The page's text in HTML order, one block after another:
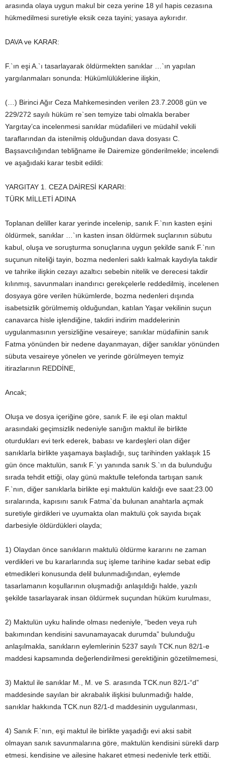
arasında olaya uygun makul bir ceza yerine 18 yıl hapis cezasına
hükmedilmesi suretiyle eksik ceza tayini; yasaya aykırıdır.
DAVA ve KARAR:
F.`ın eşi A.`ı tasarlayarak öldürmekten sanıklar …`ın yapılan
yargılanmaları sonunda: Hükümlülüklerine ilişkin,
(…) Birinci Ağır Ceza Mahkemesinden verilen 23.7.2008 gün ve
229/272 sayılı hüküm re`sen temyize tabi olmakla beraber
Yargıtay’ca incelenmesi sanıklar müdafiileri ve müdahil vekili
taraflarından da istenilmiş olduğundan dava dosyası C.
Başsavcılığından tebliğname ile Dairemize gönderilmekle; incelendi
ve aşağıdaki karar tesbit edildi:
YARGITAY 1. CEZA DAİRESİ KARARI:
TÜRK MİLLETİ ADINA
Toplanan deliller karar yerinde incelenip, sanık F.`nın kasten eşini
öldürmek, sanıklar …`ın kasten insan öldürmek suçlarının sübutu
kabul, oluşa ve soruşturma sonuçlarına uygun şekilde sanık F.`nın
suçunun niteliği tayin, bozma nedenleri saklı kalmak kaydıyla takdir
ve tahrike ilişkin cezayı azaltıcı sebebin nitelik ve derecesi takdir
kılınmış, savunmaları inandırıcı gerekçelerle reddedilmiş, incelenen
dosyaya göre verilen hükümlerde, bozma nedenleri dışında
isabetsizlik görülmemiş olduğundan, katılan Yaşar vekilinin suçun
canavarca hisle işlendiğine, takdiri indirim maddelerinin
uygulanmasının yersizliğine vesaireye; sanıklar müdafiinin sanık
Fatma yönünden bir nedene dayanmayan, diğer sanıklar yönünden
sübuta vesaireye yönelen ve yerinde görülmeyen temyiz
itirazlarının REDDİNE,
Ancak;
Oluşa ve dosya içeriğine göre, sanık F. ile eşi olan maktul
arasındaki geçimsizlik nedeniyle sanığın maktul ile birlikte
oturdukları evi terk ederek, babası ve kardeşleri olan diğer
sanıklarla birlikte yaşamaya başladığı, suç tarihinden yaklaşık 15
gün önce maktulün, sanık F.`yı yanında sanık S.`ın da bulunduğu
sırada tehdit ettiği, olay günü maktulle telefonda tartışan sanık
F.`nın, diğer sanıklarla birlikte eşi maktulün kaldığı eve saat:23.00
sıralarında, kapısını sanık Fatma`da bulunan anahtarla açmak
suretiyle girdikleri ve uyumakta olan maktulü çok sayıda bıçak
darbesiyle öldürdükleri olayda;
1) Olaydan önce sanıkların maktulü öldürme kararını ne zaman
verdikleri ve bu kararlarında suç işleme tarihine kadar sebat edip
etmedikleri konusunda delil bulunmadığından, eylemde
tasarlamanın koşullarının oluşmadığı anlaşıldığı halde, yazılı
şekilde tasarlayarak insan öldürmek suçundan hüküm kurulması,
2) Maktulün uyku halinde olması nedeniyle, “beden veya ruh
bakımından kendisini savunamayacak durumda” bulunduğu
anlaşılmakla, sanıkların eylemlerinin 5237 sayılı TCK.nun 82/1-e
maddesi kapsamında değerlendirilmesi gerektiğinin gözetilmemesi,
3) Maktul ile sanıklar M., M. ve S. arasında TCK.nun 82/1-“d”
maddesinde sayılan bir akrabalık ilişkisi bulunmadığı halde,
sanıklar hakkında TCK.nun 82/1-d maddesinin uygulanması,
4) Sanık F.`nın, eşi maktul ile birlikte yaşadığı evi aksi sabit
olmayan sanık savunmalarına göre, maktulün kendisini sürekli darp
etmesi, kendisine ve ailesine hakaret etmesi nedeniyle terk ettiği,